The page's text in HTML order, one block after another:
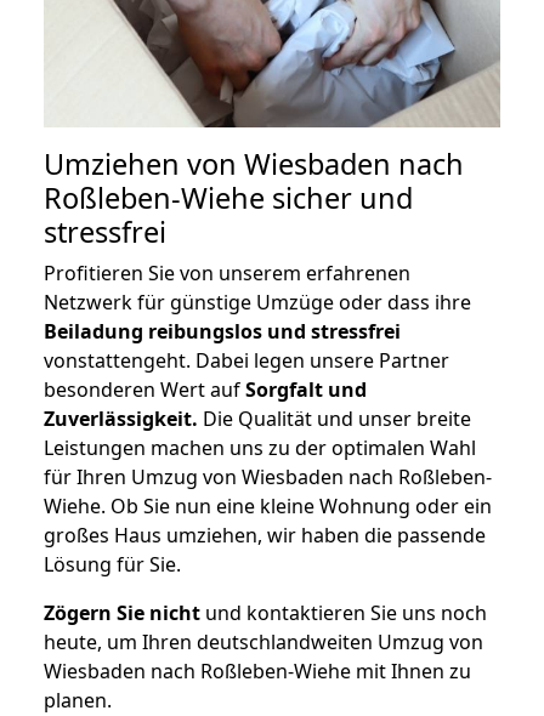
Umziehen von Wiesbaden nach
Roßleben-Wiehe sicher und
stressfrei
Profitieren Sie von unserem erfahrenen
Netzwerk für günstige Umzüge oder dass ihre
Beiladung reibungslos und stressfrei
vonstattengeht. Dabei legen unsere Partner
besonderen Wert aufSorgfalt und
Zuverlässigkeit. Die Qualität und unser breite
Leistungen machen uns zu der optimalen Wahl
für Ihren Umzug von Wiesbaden nach Roßleben-
Wiehe. Ob Sie nun eine kleine Wohnung oder ein
großes Haus umziehen, wir haben die passende
Lösung für Sie.
Zögern Sie nicht und kontaktieren Sie uns noch
heute, um Ihren deutschlandweiten Umzug von
Wiesbaden nach Roßleben-Wiehe mit Ihnen zu
planen.